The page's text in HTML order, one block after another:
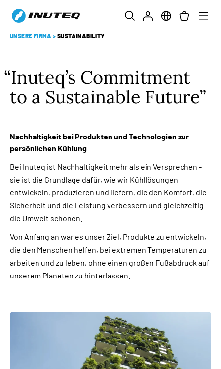
UNSERE FIRMA > SUSTAINABILITY
Inuteq’s Commitment
to a Sustainable Future
Nachhaltigkeit bei Produkten und Technologien zur
persönlichen Kühlung
Bei Inuteq ist Nachhaltigkeit mehr als ein Versprechen -
sie ist die Grundlage dafür, wie wir Kühllösungen
entwickeln, produzieren und liefern, die den Komfort, die
Sicherheit und die Leistung verbessern und gleichzeitig
die Umwelt schonen.
Von Anfang an war es unser Ziel, Produkte zu entwickeln,
die den Menschen helfen, bei extremen Temperaturen zu
arbeiten und zu leben, ohne einen großen Fußabdruck auf
unserem Planeten zu hinterlassen.